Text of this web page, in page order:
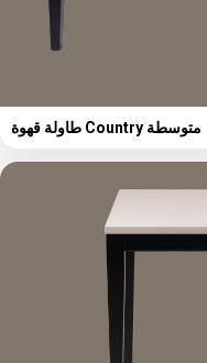
طاولة قهوة Country متوسطة